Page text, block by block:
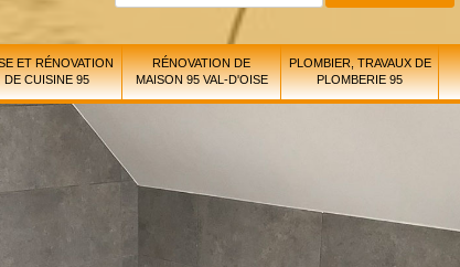
ET RÉNOVATION
DE CUISINE 95
RÉNOVATION DE
MAISON 95 VAL-D'OISE
PLOMBIER, TRAVAUX DE
PLOMBERIE 95